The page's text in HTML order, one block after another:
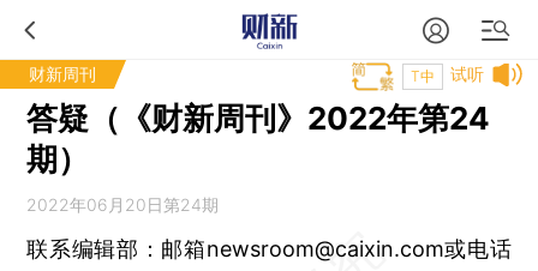
财新周刊 试听
T中
答疑（《财新周刊》2022年第24
期）
2022年06月20日第24期
联系编辑部：邮箱newsroom@caixin.com或电话